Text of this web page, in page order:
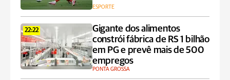
ESPORTE
22:22
Gigante dos alimentos
constrói fábrica de RS 1 bilhão
em PG e prevê mais de 500
empregos
PONTA GROSSA